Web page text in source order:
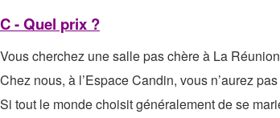
C - Quel prix ?
Vous cherchez une salle pas chère à La
Chez nous, à l’Espace Candin, vous n’aurez
Si tout le monde choisit généralement de se